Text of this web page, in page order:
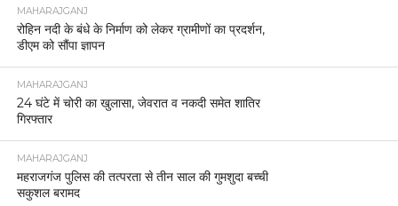
MAHARAJGANJ
रोहिन नदी के बंधे के निर्माण को लेकर ग्रामीणों का प्रदर्शन,
डीएम को सौंपा ज्ञापन
MAHARAJGANJ
24 घंटे में चोरी का खुलासा, जेवरात व नकदी समेत शातिर
गिरफ्तार
MAHARAJGANJ
महराजगंज पुलिस की तत्परता से तीन साल की गुमशुदा बच्ची
सकुशल बरामद